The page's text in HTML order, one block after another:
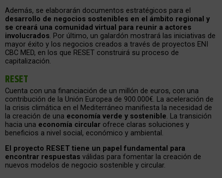
Además, se elaborarán documentos estratégicos para el
desarrollo de negocios sostenibles en el ámbito regional y
se creará una comunidad virtual para reunir a actores
involucrados. Por último, un galardón mostrará las iniciativas de
mayor éxito y los negocios creados a través de proyectos ENI
CBC MED, en los que RESET construirá su proceso de
capitalización.
RESET
Cuenta con una financiación de un millón de euros, con una
contribución de la Unión Europea de 900.000€. La aceleración de
la crisis climática en el Mediterráneo manifiesta la necesidad de
la creación de una economía verde y sostenible. La transición
hacia una economía circular ofrece claras soluciones y
beneficios a nivel social, económico y ambiental.
El proyecto RESET tiene un papel fundamental para
encontrar respuestas válidas para fomentar la creación de
nuevos modelos de negocio sostenible y circular.